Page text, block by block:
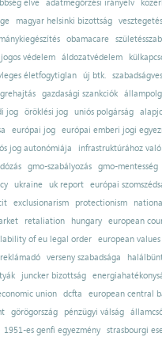
elve adatmegőrzési irányelv
magyar helsinki bizottság
vesztegetés
obamacare
jogos védelem áldozatvédelem
életfogytiglan új btk.
gazdasági szankciók
jog öröklési jog uniós polgárság
európai jog európai emberi jogi
jog autonómiája
infrastruktúrához
gmo-szabályozás gmo-mentesség
ukraine uk report
európai
exclusionarism protectionism
retaliation hungary
european
of eu legal order
european values
reklámadó verseny szabadsága
juncker bizottság
union dcfta
european central
görögország pénzügyi válság
1951-es genfi egyezmény
strasbourgi